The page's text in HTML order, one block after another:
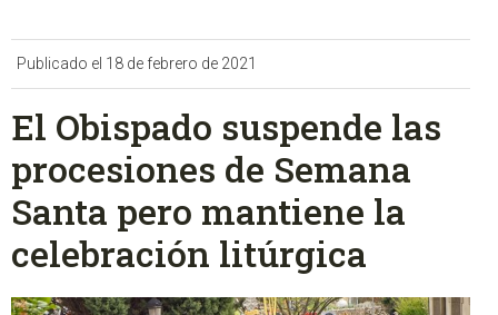
Publicado el 18 de febrero de 2021
El Obispado suspende las
procesiones de Semana
Santa pero mantiene la
celebración litúrgica